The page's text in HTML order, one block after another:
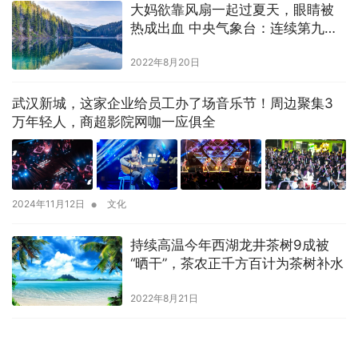
大妈欲靠风扇一起过夏天，眼睛被
热成出血 中央气象台：连续第九天
2022年8月20日
武汉新城，这家企业给员工办了场音乐节！周边聚集3
万年轻人，商超影院网咖一应俱全
2024年11月12日 • 文化
持续高温今年西湖龙井茶树9成被
“晒干”，茶农正千方百计为茶树补水
2022年8月21日